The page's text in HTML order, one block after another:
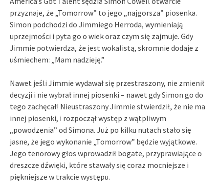
przyznaje, że „Tomorrow” to jego „najgorsza” piosenka.
Simon podchodzi do Jimmiego Herroda, wymieniają
uprzejmości i pyta go o wiek oraz czym się zajmuje. Gdy
Jimmie potwierdza, że jest wokalistą, skromnie dodaje z
uśmiechem: „Mam nadzieję.”
Nawet jeśli Jimmie wydawał się przestraszony, nie zmienił
decyzji i nie wybrał innej piosenki – nawet gdy Simon go do
tego zachęcał! Nieustraszony Jimmie stwierdził, że nie ma
innej piosenki, i rozpoczął występ z wątpliwym
„powodzenia” od Simona. Już po kilku nutach stało się
jasne, że jego wykonanie „Tomorrow” będzie wyjątkowe.
Jego tenorowy głos wprowadził bogate, przyprawiające o
dreszcze dźwięki, które stawały się coraz mocniejsze i
piękniejsze w trakcie występu.